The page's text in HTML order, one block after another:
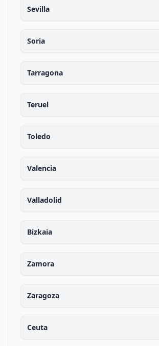
Sevilla
Soria
Tarragona
Teruel
Toledo
Valencia
Valladolid
Bizkaia
Zamora
Zaragoza
Ceuta